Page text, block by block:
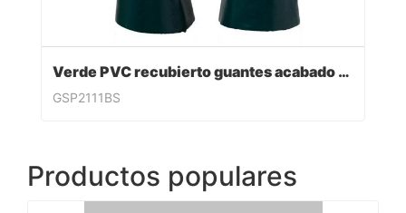
Verde PVC recubierto guantes acabado sandy
GSP2111BS
Productos populares